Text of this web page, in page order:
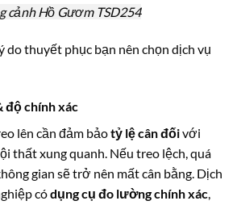
cảnh Hồ Gươm TSD254
do thuyết phục bạn nên chọn dịch vụ
độ chính xác
lên cần đảm bảotỷ lệ cân đốivới
thất xung quanh. Nếu treo lệch, quá
gian sẽ trở nên mất cân bằng. Dịch
códụng cụ đo lường chính xác,